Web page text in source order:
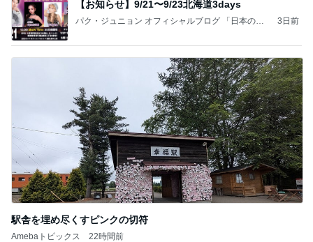
【お知らせ】9/21〜9/23北海道3days
パク・ジュニョン オフィシャルブログ 「日本の
3日前
駅舎を埋め尽くすピンクの切符
Amebaトピックス 22時間前